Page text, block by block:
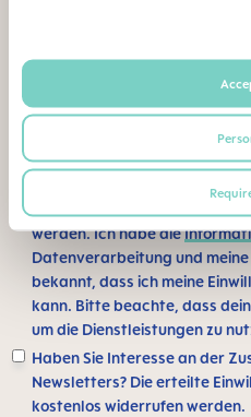
27383 Scheessel
Deutschland
Ich bin damit einverstanden,
werden. Ich habe die
Datenverarbeitung und
bekannt, dass ich meine
kann. Bitte beachte, dass
um die Dienstleistungen zu
Haben Sie Interesse an der
Newsletters? Die erteilte
kostenlos widerrufen werden.